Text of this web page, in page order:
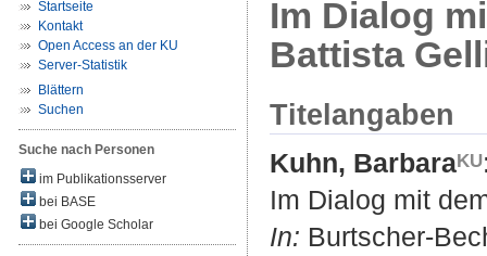
Startseite
Kontakt
Open Access an der KU
Server-Statistik
Blättern
Suchen
Suche nach Personen
im Publikationsserver
bei BASE
bei Google Scholar
Im Dialog
Battista
Titelangaben
Kuhn, Barbara
Im Dialog mit
In: Burtscher-